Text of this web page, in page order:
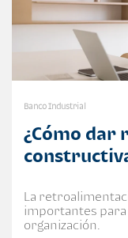
Banco Industrial
¿Cómo
La
importantes
organización.